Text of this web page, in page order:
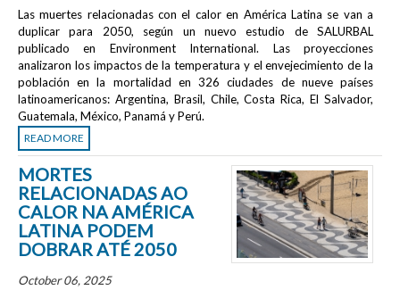
Las muertes relacionadas con el calor en América Latina se van a
duplicar para 2050, según un nuevo estudio de SALURBAL
publicado en Environment International. Las proyecciones
analizaron los impactos de la temperatura y el envejecimiento de la
población en la mortalidad en 326 ciudades de nueve países
latinoamericanos: Argentina, Brasil, Chile, Costa Rica, El Salvador,
Guatemala, México, Panamá y Perú.
READ MORE
MORTES
RELACIONADAS AO
CALOR NA AMÉRICA
LATINA PODEM
DOBRAR ATÉ 2050
October 06, 2025